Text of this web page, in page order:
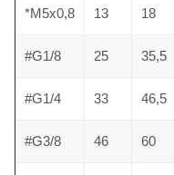
*M5x0,8 13 18
#G1/8 25 35,5
#G1/4 33 46,5
#G3/8 46 60